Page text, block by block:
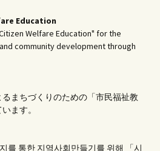
Education
Welfare Education" for the
community development through
まちづくりのための「市民福祉教
ます。
를 통한 지역사회만들기를 위해 「시